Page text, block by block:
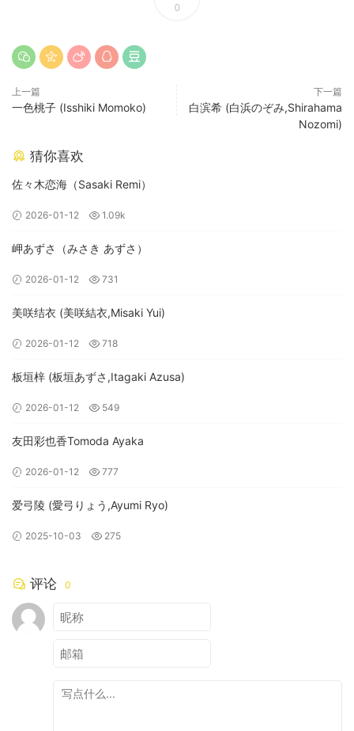
0
上一篇
一色桃子 (Isshiki Momoko)
下一篇
白滨希 (白浜のぞみ,Shirahama
Nozomi)
猜你喜欢
佐々木恋海（Sasaki Remi）
2026-01-12 1.09k
岬あずさ（みさき あずさ）
2026-01-12 731
美咲结衣 (美咲結衣,Misaki Yui)
2026-01-12 718
板垣梓 (板垣あずさ,Itagaki Azusa)
2026-01-12 549
友田彩也香Tomoda Ayaka
2026-01-12 777
爱弓陵 (愛弓りょう,Ayumi Ryo)
2025-10-03 275
评论 0